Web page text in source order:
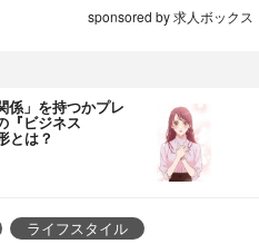
sponsored by 求人ボックス
係」を持つかプレ
『ビジネス
とは？
ライフスタイル